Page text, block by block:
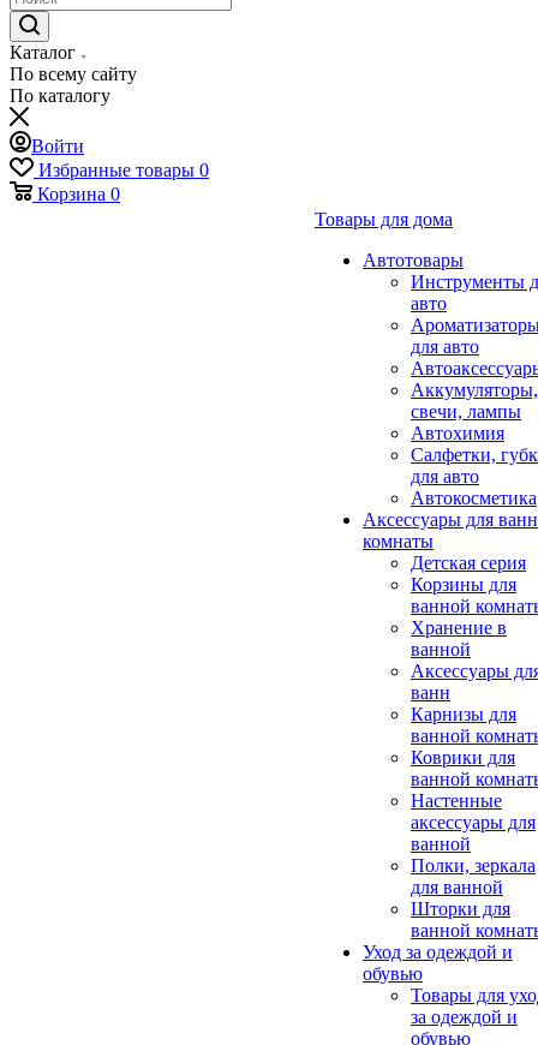
Каталог
По всему сайту
По каталогу
Войти
Избранные товары 0
Корзина 0
Товары для дома
Автотовары
Инструменты
авто
для авто
Аккумуляторы,
свечи, лампы
Автохимия
Салфетки,
для авто
Автокосметика
Аксессуары для
комнаты
Детская серия
Корзины для
ванной
Хранение в
ванной
Аксессуары
ванн
Карнизы для
ванной
Коврики для
ванной
Настенные
аксессуары для
ванной
Полки, зеркала
для ванной
Шторки для
ванной
Уход за одеждой и
обувью
Товары для
за одеждой и
обувью